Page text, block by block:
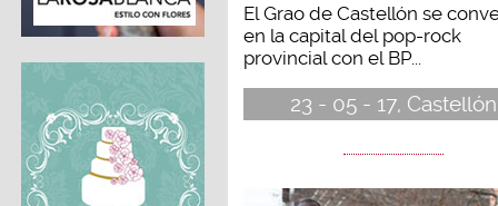
El Grao de Castellón se
en la capital del pop-rock
provincial con el BP...
23 - 05 - 17, Castellón